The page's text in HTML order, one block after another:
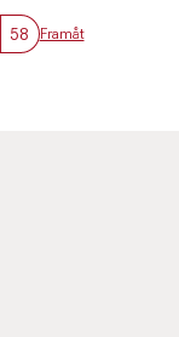
58 Framåt